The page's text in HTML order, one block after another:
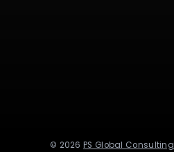
© 2026 PS Global Consulting